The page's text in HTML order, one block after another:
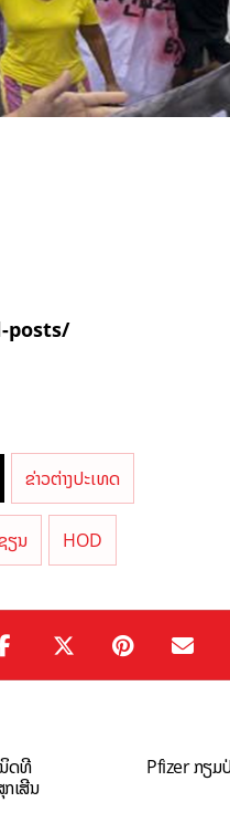
posts/
ຂ່າວຕ່າງປະເທດ
ຽນ HOD
ນິດທີ
ເສີນ
Pfizer ກຽມ